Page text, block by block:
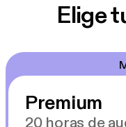
Elige
Premium
20 horas de